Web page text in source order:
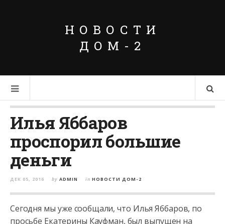
НОВОСТИ
ДОМ-2
Илья Яббаров
проспорил большие
деньги
ДЕК 05, 2016 by ADMIN in НОВОСТИ ДОМ-2
Сегодня мы уже сообщали, что Илья Яббаров, по
просьбе Екатерины Кауфман, был выпущен на